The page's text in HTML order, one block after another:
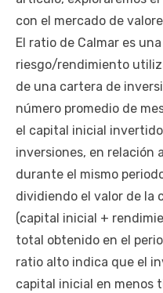
con el mercado de
El ratio de Calmar es
riesgo/rendimiento
de una cartera de
número promedio de
el capital inicial
inversiones, en relación
durante el mismo
dividiendo el valor de la
(capital inicial +
total obtenido en el
ratio alto indica que el
capital inicial en menos